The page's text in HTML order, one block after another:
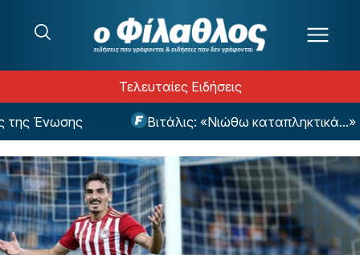
Τελευταίες Ειδήσεις
Ένωσης Βιτάλις: «Νιώθω καταπληκτικά...»